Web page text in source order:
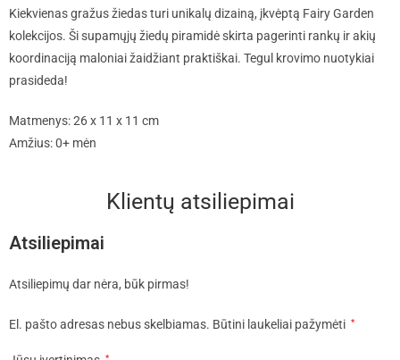
Kiekvienas gražus žiedas turi unikalų dizainą, įkvėptą Fairy Garden
kolekcijos. Ši supamųjų žiedų piramidė skirta pagerinti rankų ir akių
koordinaciją maloniai žaidžiant praktiškai. Tegul krovimo nuotykiai
prasideda!
Matmenys: 26 x 11 x 11 cm
Amžius: 0+ mėn
Klientų atsiliepimai
Atsiliepimai
Atsiliepimų dar nėra, būk pirmas!
El. pašto adresas nebus skelbiamas. Būtini laukeliai pažymėti *